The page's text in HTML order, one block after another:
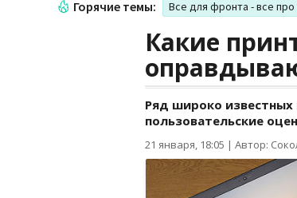
Горячие темы: Все для фронта - все
Какие
Ряд широко известных
пользовательские
21 января, 18:05 | Автор: